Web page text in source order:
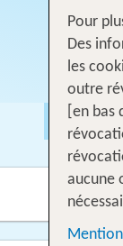
Pour
Des
les
outre
[en
aucune